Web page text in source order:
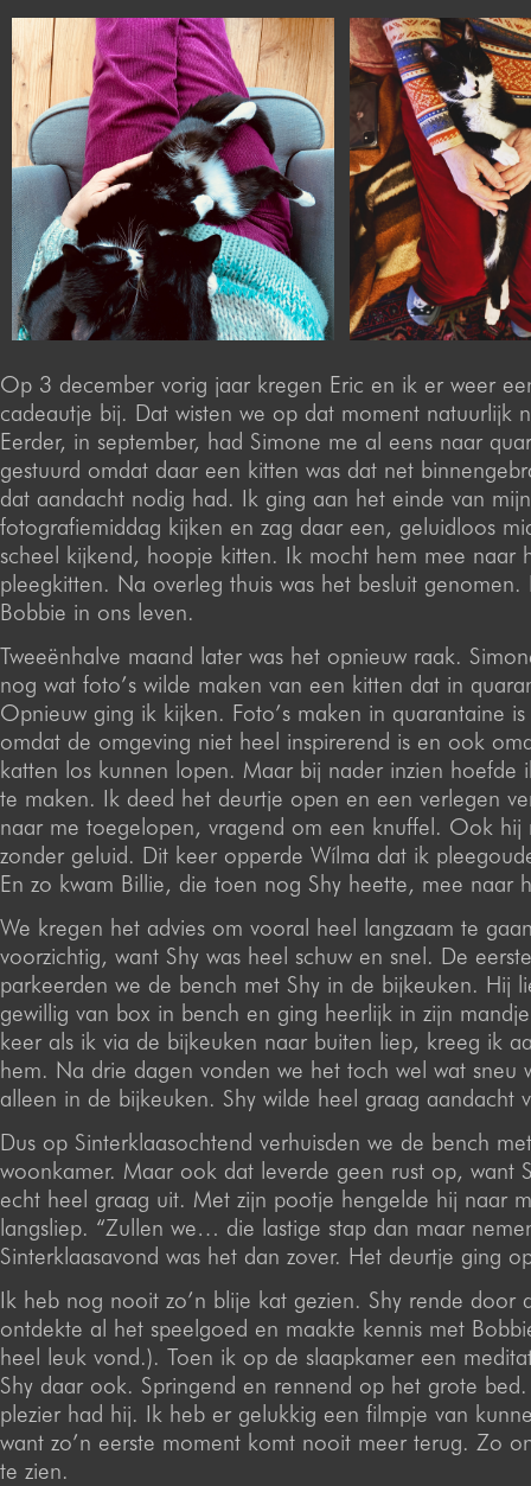
Op 3 december vorig jaar kregen Eric en ik er weer
cadeautje bij. Dat wisten we op dat moment natuurlijk
Eerder, in september, had Simone me al eens naar
gestuurd omdat daar een kitten was dat net
dat aandacht nodig had. Ik ging aan het einde van mijn
fotografiemiddag kijken en zag daar een, geluidloos
scheel kijkend, hoopje kitten. Ik mocht hem mee naar
pleegkitten. Na overleg thuis was het besluit genomen.
Bobbie in ons leven.
Tweeënhalve maand later was het opnieuw raak.
nog wat foto’s wilde maken van een kitten dat in
Opnieuw ging ik kijken. Foto’s maken in quarantaine
omdat de omgeving niet heel inspirerend is en ook
katten los kunnen lopen. Maar bij nader inzien hoefde
te maken. Ik deed het deurtje open en een verlegen
naar me toegelopen, vragend om een knuffel. Ook hij
zonder geluid. Dit keer opperde Wílma dat ik
En zo kwam Billie, die toen nog Shy heette, mee naar
We kregen het advies om vooral heel langzaam te
voorzichtig, want Shy was heel schuw en snel. De
parkeerden we de bench met Shy in de bijkeuken. Hij
gewillig van box in bench en ging heerlijk in zijn
keer als ik via de bijkeuken naar buiten liep, kreeg ik
hem. Na drie dagen vonden we het toch wel wat sneu
alleen in de bijkeuken. Shy wilde heel graag aandacht
Dus op Sinterklaasochtend verhuisden we de bench
woonkamer. Maar ook dat leverde geen rust op, want
echt heel graag uit. Met zijn pootje hengelde hij naar
langsliep. “Zullen we… die lastige stap dan maar
Sinterklaasavond was het dan zover. Het deurtje ging
Ik heb nog nooit zo’n blije kat gezien. Shy rende door
ontdekte al het speelgoed en maakte kennis met
heel leuk vond.). Toen ik op de slaapkamer een
Shy daar ook. Springend en rennend op het grote
plezier had hij. Ik heb er gelukkig een filmpje van
want zo’n eerste moment komt nooit meer terug. Zo
te zien.